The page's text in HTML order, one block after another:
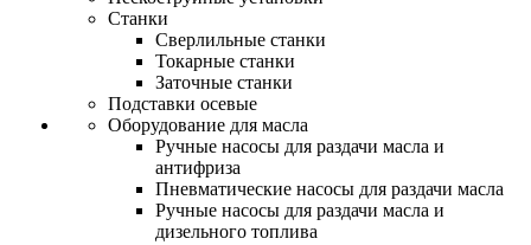
Станки
Сверлильные станки
Токарные станки
Заточные станки
Подставки осевые
Оборудование для масла
Ручные насосы для раздачи масла и
антифриза
Пневматические насосы для раздачи масла
Ручные насосы для раздачи масла и
дизельного топлива